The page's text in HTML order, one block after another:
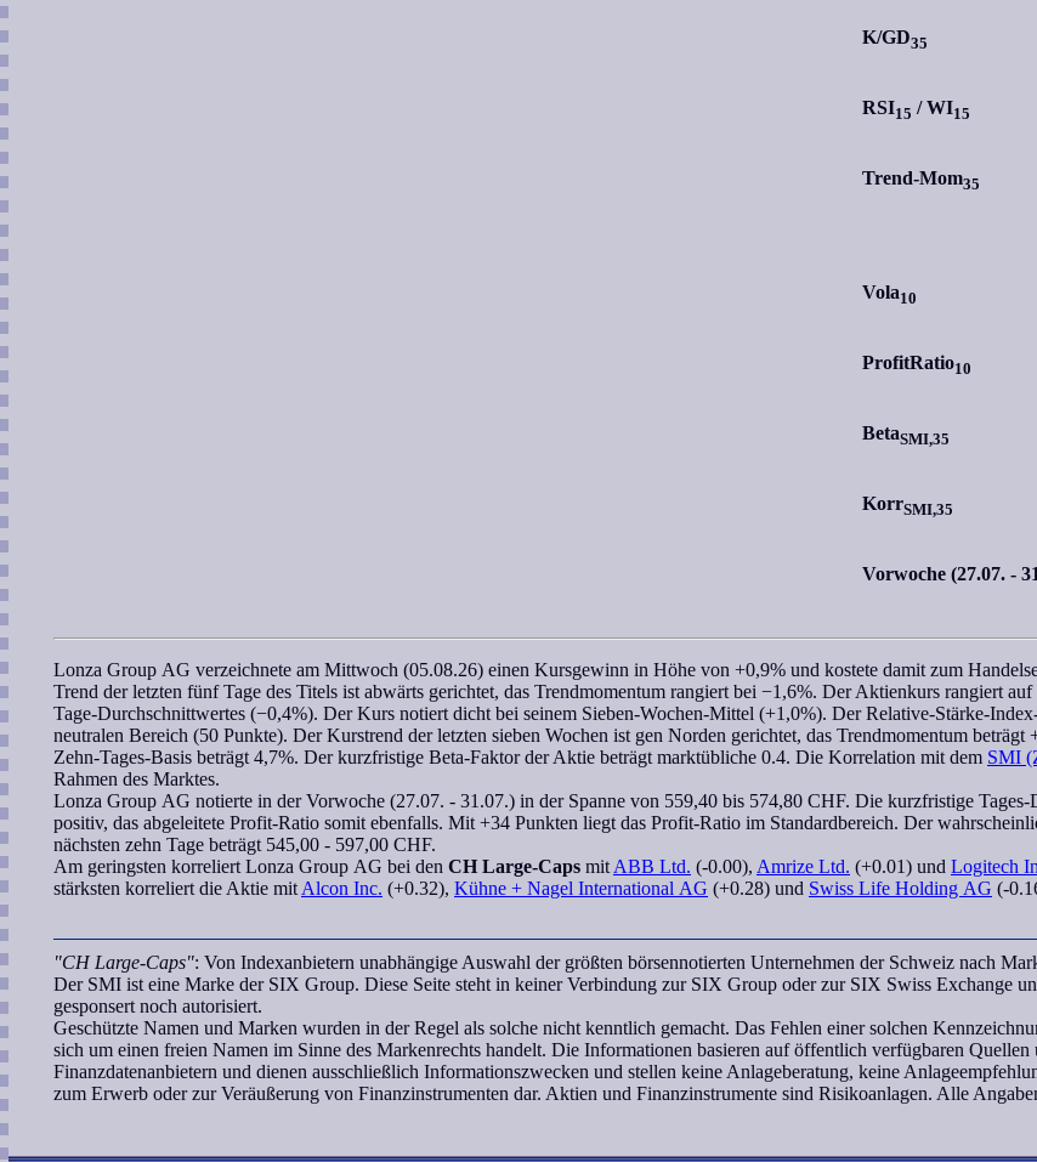
K/GD35
RSI15 /WI15
Trend-Mom35
Vola10
ProfitRatio10
BetaSMI,35
KorrSMI,35
Vorwoche (27.07. -
Lonza Group AG verzeichnete am Mittwoch (05.08.26) einen Kursgewinn in Höhe von +0,9% und kostete damit zum
Trend der letzten fünf Tage des Titels ist abwärts gerichtet, das Trendmomentum rangiert bei −1,6%. Der Aktienkurs rangiert auf
Tage-Durchschnittwertes (−0,4%). Der Kurs notiert dicht bei seinem Sieben-Wochen-Mittel (+1,0%). DerRelative-Stärke-
neutralen Bereich (50 Punkte). Der Kurstrend der letzten sieben Wochen ist gen Norden gerichtet, das Trendmomentum beträgt
Zehn-Tages-Basis beträgt 4,7%. Der kurzfristige Beta-Faktorder Aktie beträgt marktübliche 0.4. Die Korrelation mit dem SMI
Rahmen des Marktes.
Lonza Group AG notierte in der Vorwoche (27.07. - 31.07.) in der Spanne von 559,40 bis 574,80 CHF. Die kurzfristige Tages-
positiv, das abgeleitete Profit-Ratio somit ebenfalls. Mit +34 Punkten liegt das Profit-Ratio im Standardbereich. Der
nächsten zehn Tage beträgt 545,00 - 597,00 CHF.
Am geringsten korreliert Lonza Group AG bei den CH Large-Caps mit ABB Ltd. (-0.00), Amrize Ltd. (+0.01) und Logitech
stärksten korreliert die Aktie mit Alcon Inc. (+0.32), Kühne + Nagel International AG (+0.28) und Swiss Life Holding AG (-
"CH Large-Caps": Von Indexanbietern unabhängige Auswahl der größten börsennotierten Unternehmen der Schweiz nach
Der SMI ist eine Marke der SIX Group. Diese Seite steht in keiner Verbindung zur SIX Group oder zur SIX Swiss Exchange
gesponsert noch autorisiert.
Geschützte Namen und Marken wurden in der Regel als solche nicht kenntlich gemacht. Das Fehlen einer solchen
sich um einen freien Namen im Sinne des Markenrechts handelt. Die Informationen basieren auf öffentlich verfügbaren Quellen
Finanzdatenanbietern und dienen ausschließlich Informationszwecken und stellen keine Anlageberatung, keine
zum Erwerb oder zur Veräußerung von Finanzinstrumenten dar. Aktien und Finanzinstrumente sind Risikoanlagen. Alle